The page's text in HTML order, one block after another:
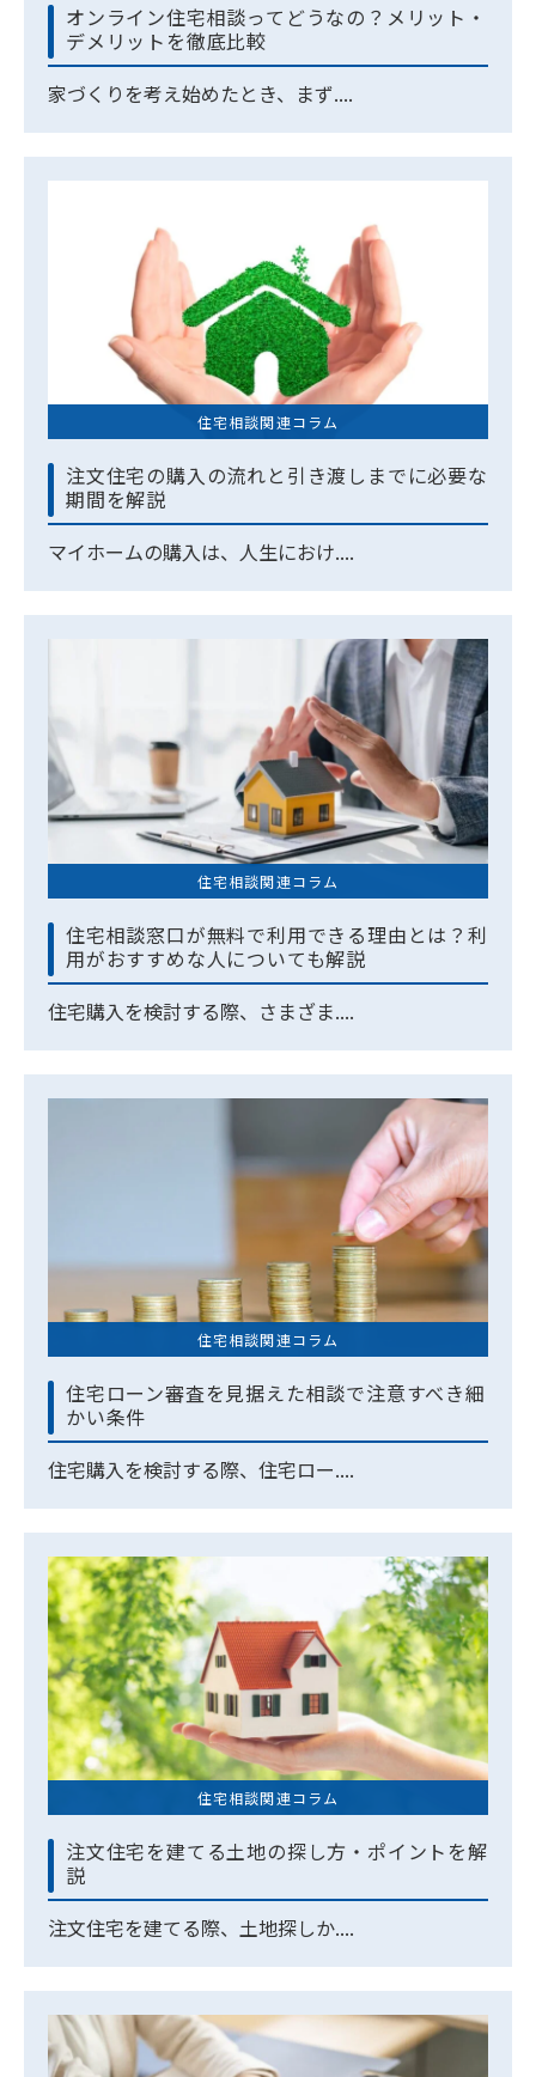
オンライン住宅相談ってどうなの？メリット・
デメリットを徹底比較
家づくりを考え始めたとき、まず....
住宅相談関連コラム
注文住宅の購入の流れと引き渡しまでに必要な
期間を解説
マイホームの購入は、人生におけ....
住宅相談関連コラム
住宅相談窓口が無料で利用できる理由とは？利
用がおすすめな人についても解説
住宅購入を検討する際、さまざま....
住宅相談関連コラム
住宅ローン審査を見据えた相談で注意すべき細
かい条件
住宅購入を検討する際、住宅ロー....
住宅相談関連コラム
注文住宅を建てる土地の探し方・ポイントを解
説
注文住宅を建てる際、土地探しか....